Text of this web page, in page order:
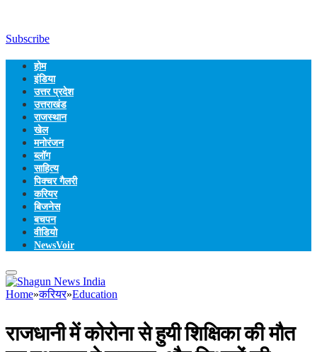
Subscribe
होम
इंडिया
उत्तर प्रदेश
उत्तराखंड
राजस्थान
खेल
मनोरंजन
ब्लॉग
साहित्य
पिक्चर गैलरी
करियर
बिजनेस
बचपन
वीडियो
NewsVoir
Home»करियर»Education
राजधानी में कोरोना से हुयी शिक्षिका की मौत